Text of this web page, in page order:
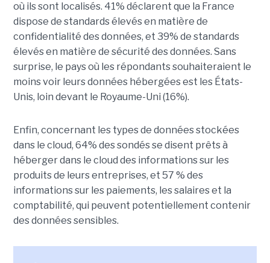
où ils sont localisés. 41% déclarent que la France
dispose de standards élevés en matière de
confidentialité des données, et 39% de standards
élevés en matière de sécurité des données. Sans
surprise, le pays où les répondants souhaiteraient le
moins voir leurs données hébergées est les États-
Unis, loin devant le Royaume-Uni (16%).
Enfin, concernant les types de données stockées
dans le cloud, 64% des sondés se disent prêts à
héberger dans le cloud des informations sur les
produits de leurs entreprises, et 57 % des
informations sur les paiements, les salaires et la
comptabilité, qui peuvent potentiellement contenir
des données sensibles.